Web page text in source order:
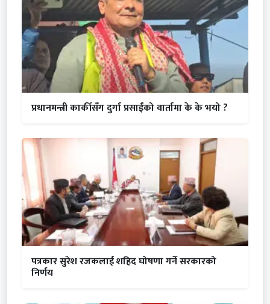
प्रधानमन्त्री कार्कीसँग दुर्गा प्रसाईंको वार्तामा के के भयो ?
पत्रकार सुरेश रजकलाई शहिद घोषणा गर्ने सरकारको
निर्णय